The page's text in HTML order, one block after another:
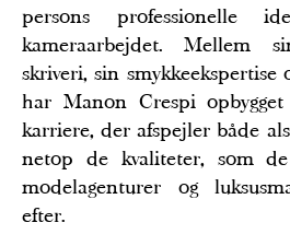
persons professionelle
kameraarbejdet. Mellem
skriveri, sin
har Manon Crespi
karriere, der afspejler både
netop de kvaliteter, som
modelagenturer og
efter.